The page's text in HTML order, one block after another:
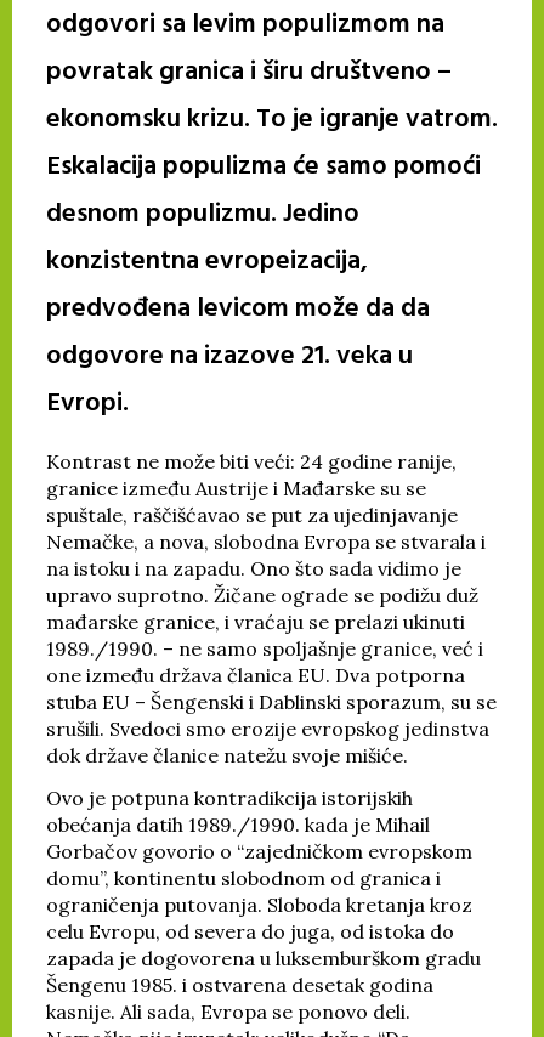
odgovori sa levim populizmom na
povratak granica i širu društveno –
ekonomsku krizu. To je igranje vatrom.
Eskalacija populizma će samo pomoći
desnom populizmu. Jedino
konzistentna evropeizacija,
predvođena levicom može da da
odgovore na izazove 21. veka u
Evropi.
Kontrast ne može biti veći: 24 godine ranije,
granice između Austrije i Mađarske su se
spuštale, raščišćavao se put za ujedinjavanje
Nemačke, a nova, slobodna Evropa se stvarala i
na istoku i na zapadu. Ono što sada vidimo je
upravo suprotno. Žičane ograde se podižu duž
mađarske granice, i vraćaju se prelazi ukinuti
1989./1990. – ne samo spoljašnje granice, već i
one između država članica EU. Dva potporna
stuba EU – Šengenski i Dablinski sporazum, su se
srušili. Svedoci smo erozije evropskog jedinstva
dok države članice natežu svoje mišiće.
Ovo je potpuna kontradikcija istorijskih
obećanja datih 1989./1990. kada je Mihail
Gorbačov govorio o “zajedničkom evropskom
domu”, kontinentu slobodnom od granica i
ograničenja putovanja. Sloboda kretanja kroz
celu Evropu, od severa do juga, od istoka do
zapada je dogovorena u luksemburškom gradu
Šengenu 1985. i ostvarena desetak godina
kasnije. Ali sada, Evropa se ponovo deli.